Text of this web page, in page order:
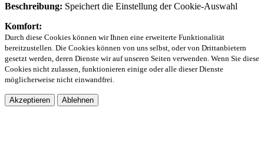
Beschreibung: Speichert die Einstellung der Cookie-Auswahl
Komfort:
Durch diese Cookies können wir Ihnen eine erweiterte Funktionalität
bereitzustellen. Die Cookies können von uns selbst, oder von Drittanbietern
gesetzt werden, deren Dienste wir auf unseren Seiten verwenden. Wenn Sie diese
Cookies nicht zulassen, funktionieren einige oder alle dieser Dienste
möglicherweise nicht einwandfrei.
Akzeptieren Ablehnen